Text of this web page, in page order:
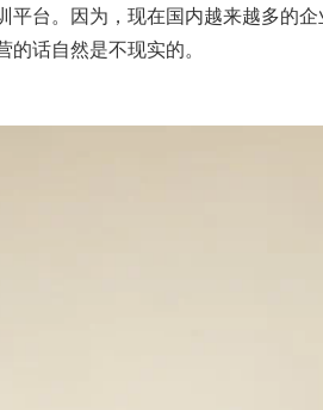
台。因为，现在国内越来越多的
话自然是不现实的。